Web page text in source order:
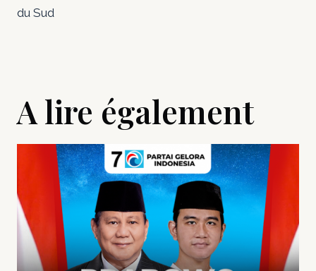
du Sud
A lire également